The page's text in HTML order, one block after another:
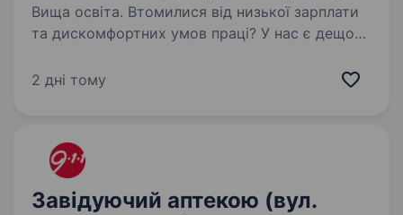
Вища освіта. Втомилися від низької зарплати
та дискомфортних умов праці? У нас є дещо
ринку — «Аптека АНЦ» і ми шукаємо саме
2 дні тому
Завідуючий аптекою (вул.